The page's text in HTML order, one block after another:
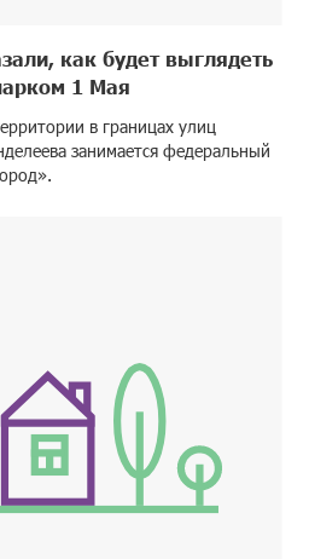
как будет выглядеть
1 Мая
в границах улиц
занимается федеральный